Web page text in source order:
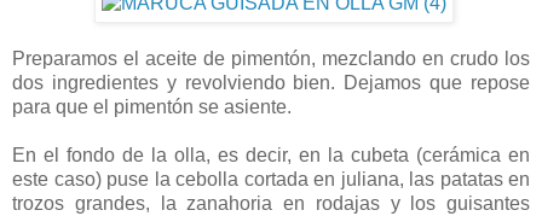
Preparamos el aceite de pimentón, mezclando en crudo los
dos ingredientes y revolviendo bien. Dejamos que repose
para que el pimentón se asiente.
En el fondo de la olla, es decir, en la cubeta (cerámica en
este caso) puse la cebolla cortada en juliana, las patatas en
trozos grandes, la zanahoria en rodajas y los guisantes